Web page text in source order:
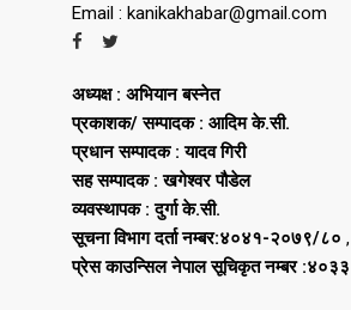
Email : kanikakhabar@gmail.com
अध्यक्ष : अभियान बस्नेत
प्रकाशक/ सम्पादक : आदिम के.सी.
प्रधान सम्पादक : यादव गिरी
सह सम्पादक : खगेश्वर पौडेल
व्यवस्थापक : दुर्गा के.सी.
सूचना विभाग दर्ता नम्बर:४०४१-२०७९/८० ,
प्रेस काउन्सिल नेपाल सूचिकृत नम्बर :४०३३